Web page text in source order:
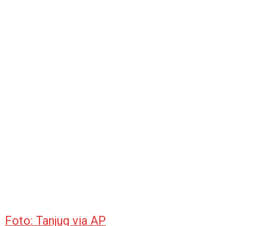
Foto: Tanjug via AP